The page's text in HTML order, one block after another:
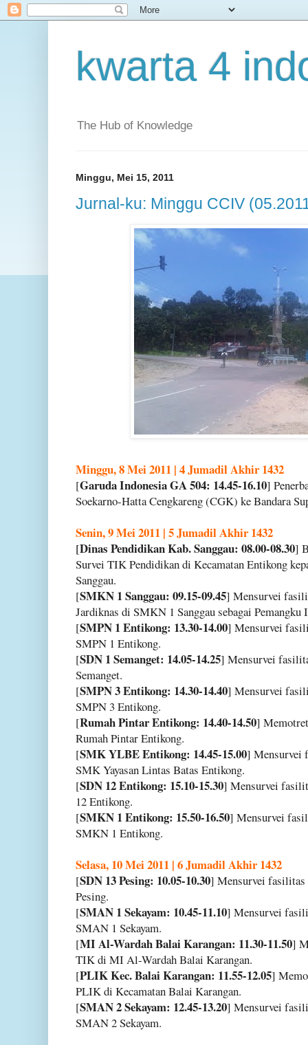
kwarta 4
The Hub of Knowledge
Minggu, Mei 15, 2011
Jurnal-ku: Minggu CCIV
Minggu, 8 Mei 2011 | 4 Jumadil Akhir 1432
[Garuda Indonesia GA 504: 14.45-16.10]
Soekarno-Hatta Cengkareng (CGK) ke Bandara
Senin, 9 Mei 2011 | 5 Jumadil Akhir 1432
[Dinas Pendidikan Kab. Sanggau: 08.00-08.30]
Survei TIK Pendidikan di Kecamatan Entikong
Sanggau.
[SMKN 1 Sanggau: 09.15-09.45] Mensurvei
Jardiknas di SMKN 1 Sanggau sebagai Pemangku
[SMPN 1 Entikong: 13.30-14.00] Mensurvei
SMPN 1 Entikong.
[SDN 1 Semanget: 14.05-14.25] Mensurvei
Semanget.
[SMPN 3 Entikong: 14.30-14.40] Mensurvei
SMPN 3 Entikong.
[Rumah Pintar Entikong: 14.40-14.50]
Rumah Pintar Entikong.
[SMK YLBE Entikong: 14.45-15.00] Mensurvei
SMK Yayasan Lintas Batas Entikong.
[SDN 12 Entikong: 15.10-15.30] Mensurvei
12 Entikong.
[SMKN 1 Entikong: 15.50-16.50] Mensurvei
SMKN 1 Entikong.
Selasa, 10 Mei 2011 | 6 Jumadil Akhir 1432
[SDN 13 Pesing: 10.05-10.30] Mensurvei
Pesing.
[SMAN 1 Sekayam: 10.45-11.10] Mensurvei
SMAN 1 Sekayam.
[MI Al-Wardah Balai Karangan: 11.30-11.50]
TIK di MI Al-Wardah Balai Karangan.
[PLIK Kec. Balai Karangan: 11.55-12.05]
PLIK di Kecamatan Balai Karangan.
[SMAN 2 Sekayam: 12.45-13.20] Mensurvei
SMAN 2 Sekayam.